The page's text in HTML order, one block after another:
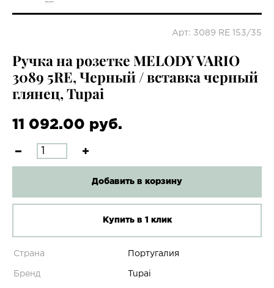
Арт: 3089 RE 153/35
Ручка на розетке MELODY VARIO
3089 5RE, Черный / вставка черный
глянец, Tupai
11 092.00 руб.
Добавить в корзину
Купить в 1 клик
Страна Португалия
Бренд Tupai